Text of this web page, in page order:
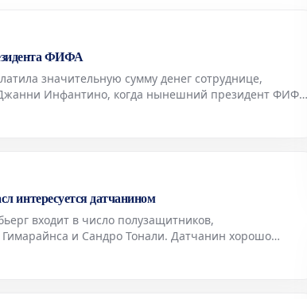
ФИФА
значительную сумму денег сотруднице,
Инфантино, когда нынешний президент ФИФА
организации. Это новое дело, которо
интересуется датчанином
входит в число полузащитников,
и Сандро Тонали. Датчанин хорошо
(2016-2020) и «Тоттенхэм» (2020-2024). «Марсель» на